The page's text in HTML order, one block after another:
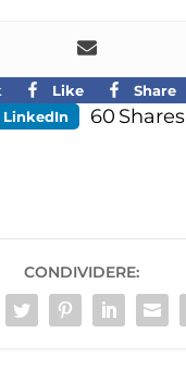
Like Share
LinkedIn Shares
60
CONDIVIDERE: